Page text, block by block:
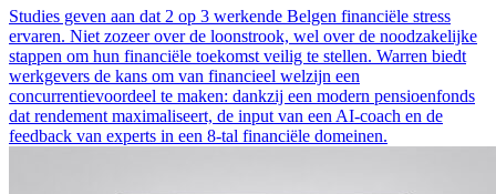
Studies geven aan dat 2 op 3 werkende Belgen financiële stress
ervaren. Niet zozeer over de loonstrook, wel over de noodzakelijke
stappen om hun financiële toekomst veilig te stellen. Warren biedt
werkgevers de kans om van financieel welzijn een
concurrentievoordeel te maken: dankzij een modern pensioenfonds
dat rendement maximaliseert, de input van een AI-coach en de
feedback van experts in een 8-tal financiële domeinen.